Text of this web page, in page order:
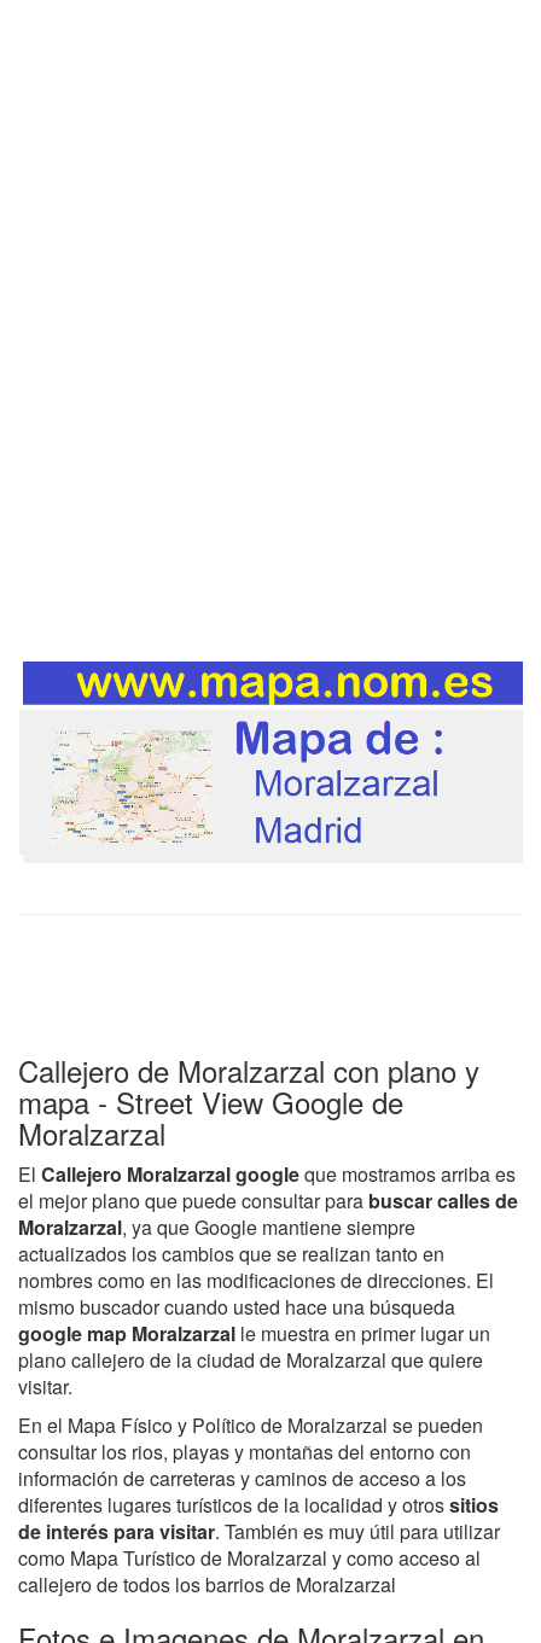
Callejero de Moralzarzal con plano y
mapa - Street View Google de
Moralzarzal
El Callejero Moralzarzal googleque mostramos arriba es
el mejor plano que puede consultar para buscar calles de
Moralzarzal, ya que Google mantiene siempre
actualizados los cambios que se realizan tanto en
nombres como en las modificaciones de direcciones. El
mismo buscador cuando usted hace una búsqueda
google map Moralzarzal le muestra en primer lugar un
plano callejero de la ciudad de Moralzarzal que quiere
visitar.
En el Mapa Físico y Político de Moralzarzal se pueden
consultar los rios, playas y montañas del entorno con
información de carreteras y caminos de acceso a los
diferentes lugares turísticos de la localidad y otrossitios
de interés para visitar. También es muy útil para utilizar
como Mapa Turístico de Moralzarzal y como acceso al
callejero de todos los barrios de Moralzarzal